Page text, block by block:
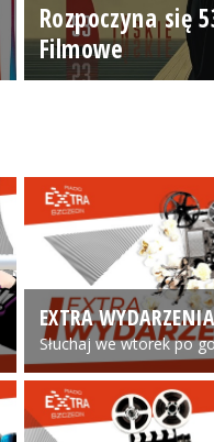
Rozpoczyna się
Filmowe
EXTRA WYDARZENIA
Słuchaj we wtorek po